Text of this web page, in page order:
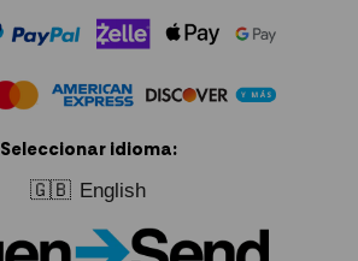
Seleccionar idioma:
🇬🇧 English